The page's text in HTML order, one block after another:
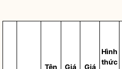
Tên
Giá
Giá
Hình
thức